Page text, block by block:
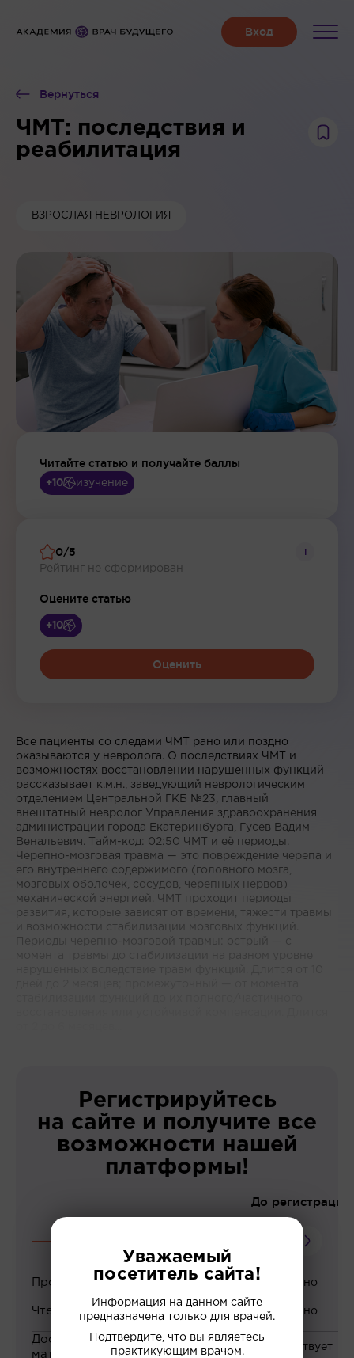
Вернуться
ЧМТ: последствия и
реабилитация
ВЗРОСЛАЯ НЕВРОЛОГИЯ
Читайте статью и получайте баллы
+10 изучение
0/5
Рейтинг не сформирован
i
Оцените статью
+10
Оценить
Все пациенты со следами ЧМТ рано или поздно
оказываются у невролога. О последствиях ЧМТ и
возможностях восстановлении нарушенных функций
рассказывает к.м.н., заведующий неврологическим
отделением Центральной ГКБ №23, главный
внештатный невролог Управления здравоохранения
администрации города Екатеринбурга, Гусев Вадим
Венальевич. Тайм-код: 02:50 ЧМТ и её периоды.
Черепно-мозговая травма — это повреждение черепа и
его внутреннего содержимого (головного мозга,
мозговых оболочек, сосудов, черепных нервов)
механической энергией. ЧМТ проходит периоды
развития, которые зависят от времени, тяжести травмы
и возможности стабилизации мозговых функций.
Периоды черепно-мозговой травмы: острый — с
Регистрируйтесь
на сайте и получите все
возможности нашей
платформы!
До регистрации
Просмотр вебинаров
Чтение статей
Доступ к закрытым
материалам
Уважаемый
посетитель сайта!
Информация на данном сайте
предназначена только для врачей.
Подтвердите, что вы являетесь
практикующим врачом.